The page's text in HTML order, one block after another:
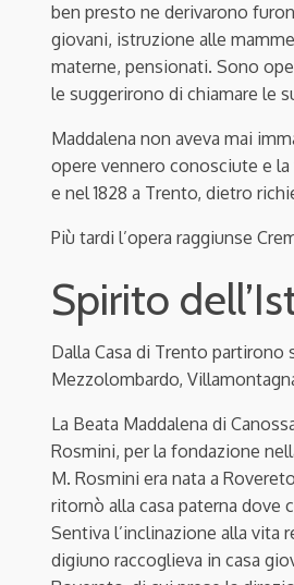
ben presto ne derivarono
giovani, istruzione alle
materne, pensionati. Sono
le suggerirono di chiamare le
Maddalena non aveva mai
opere vennero conosciute e
e nel 1828 a Trento, dietro
Più tardi l’opera raggiunse
Spirito
Dalla Casa di Trento partirono
Mezzolombardo,
La Beata Maddalena di
Rosmini, per la fondazione
M. Rosmini era nata a
ritornò alla casa paterna dove
Sentiva l’inclinazione alla vita
digiuno raccoglieva in casa